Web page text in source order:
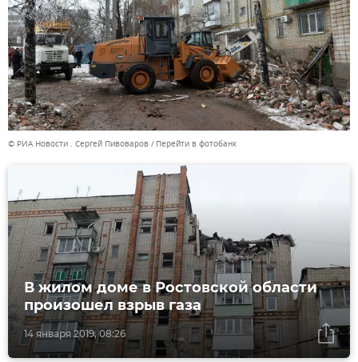
© РИА Новости . Сергей Пивоваров Перейти в фотобанк
14 января 2019, 08:26
В жилом доме в Ростовской области
произошел взрыв газа